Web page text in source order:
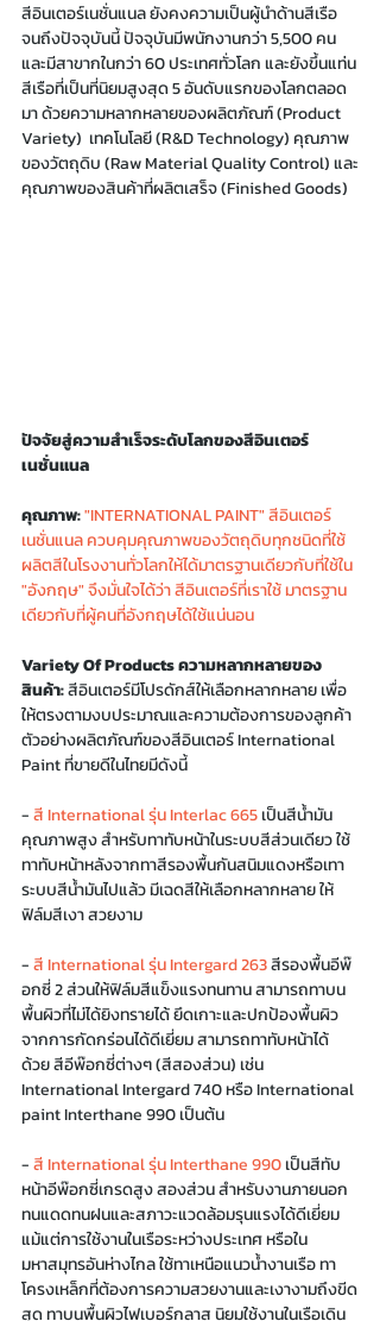
สีอินเตอร์เนชั่นแนล ยังคงความเป็นผู้นำด้านสีเรือ
จนถึงปัจจุบันนี้ ปัจจุบันมีพนักงานกว่า 5,500 คน
และมีสาขากในกว่า 60 ประเทศทั่วโลก และยังขึ้นแท่น
สีเรือที่เป็นที่นิยมสูงสุด 5 อันดับแรกของโลกตลอด
มา ด้วยความหลากหลายของผลิตภัณฑ์ (Product
Variety)  เทคโนโลยี (R&D Technology) คุณภาพ
ของวัตถุดิบ (Raw Material Quality Control) และ
คุณภาพของสินค้าที่ผลิตเสร็จ (Finished Goods)
ปัจจัยสู่ความสำเร็จระดับโลกของสีอินเตอร์
เนชั่นแนล
คุณภาพ:"INTERNATIONAL PAINT" สีอินเตอร์
เนชั่นแนล ควบคุมคุณภาพของวัตถุดิบทุกชนิดที่ใช้
ผลิตสีในโรงงานทั่วโลกให้ได้มาตรฐานเดียวกับที่ใช้ใน
"อังกฤษ" จึงมั่นใจได้ว่า สีอินเตอร์ที่เราใช้ มาตรฐาน
เดียวกับที่ผู้คนที่อังกฤษได้ใช้แน่นอน
Variety Of Products ความหลากหลายของ
สินค้า: สีอินเตอร์มีโปรดักส์ให้เลือกหลากหลาย เพื่อ
ให้ตรงตามงบประมาณและความต้องการของลูกค้า
ตัวอย่างผลิตภัณฑ์ของสีอินเตอร์ International
Paint ที่ขายดีในไทยมีดังนี้
- สี International รุ่น Interlac 665 เป็นสีน้ำมัน
คุณภาพสูง สำหรับทาทับหน้าในระบบสีส่วนเดียว ใช้
ทาทับหน้าหลังจากทาสีรองพื้นกันสนิมแดงหรือเทา
ระบบสีน้ำมันไปแล้ว มีเฉดสีให้เลือกหลากหลาย ให้
ฟิล์มสีเงา สวยงาม
- สี International รุ่น Intergard 263 สีรองพื้นอีพ๊
อกซี่ 2 ส่วนให้ฟิล์มสีแข็งแรงทนทาน สามารถทาบน
พื้นผิวที่ไม่ได้ยิงทรายได้ ยึดเกาะและปกป้องพื้นผิว
จากการกัดกร่อนได้ดีเยี่ยม สามารถทาทับหน้าได้
ด้วย สีอีพ๊อกซี่ต่างๆ (สีสองส่วน) เช่น
International Intergard 740 หรือ International
paint Interthane 990 เป็นต้น
- สี International รุ่น Interthane 990 เป็นสีทับ
หน้าอีพ๊อกซี่เกรดสูง สองส่วน สำหรับงานภายนอก
ทนแดดทนฝนและสภาวะแวดล้อมรุนแรงได้ดีเยี่ยม
แม้แต่การใช้งานในเรือระหว่างประเทศ หรือใน
มหาสมุทรอันห่างไกล ใช้ทาเหนือแนวน้ำงานเรือ ทา
โครงเหล็กที่ต้องการความสวยงานและเงางามถึงขีด
สุด ทาบนพื้นผิวไฟเบอร์กลาส นิยมใช้งานในเรือเดิน